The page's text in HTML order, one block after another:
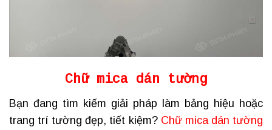
Chữ mica dán tường
Bạn đang tìm kiếm giải pháp làm bảng hiệu hoặc
trang trí tường đẹp, tiết kiệm? Chữ mica dán tường